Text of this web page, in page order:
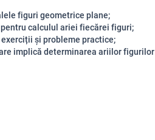
figuri geometrice plane;
calculul ariei fiecărei figuri;
și probleme practice;
implică determinarea ariilor figurilor